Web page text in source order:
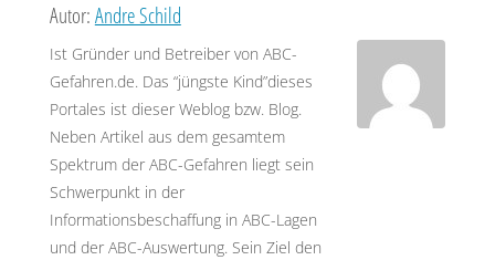
Autor: Andre Schild
Ist Gründer und Betreiber von ABC-
Gefahren.de. Das “jüngste Kind”dieses
Portales ist dieser Weblog bzw. Blog.
Neben Artikel aus dem gesamtem
Spektrum der ABC-Gefahren liegt sein
Schwerpunkt in der
Informationsbeschaffung in ABC-Lagen
und der ABC-Auswertung. Sein Ziel den